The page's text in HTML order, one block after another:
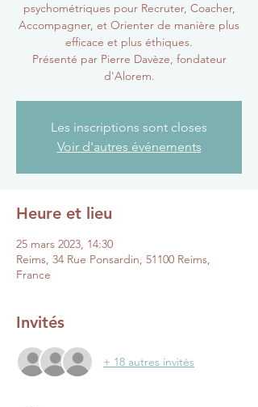
psychométriques pour Recruter, Coacher,
Accompagner, et Orienter de manière plus
efficace et plus éthiques.
Présenté par Pierre Davèze, fondateur
d'Alorem.
Les inscriptions sont closes
Voir d'autres événements
Heure et lieu
25 mars 2023, 14:30
Reims, 34 Rue Ponsardin, 51100 Reims,
France
Invités
+ 18 autres invités